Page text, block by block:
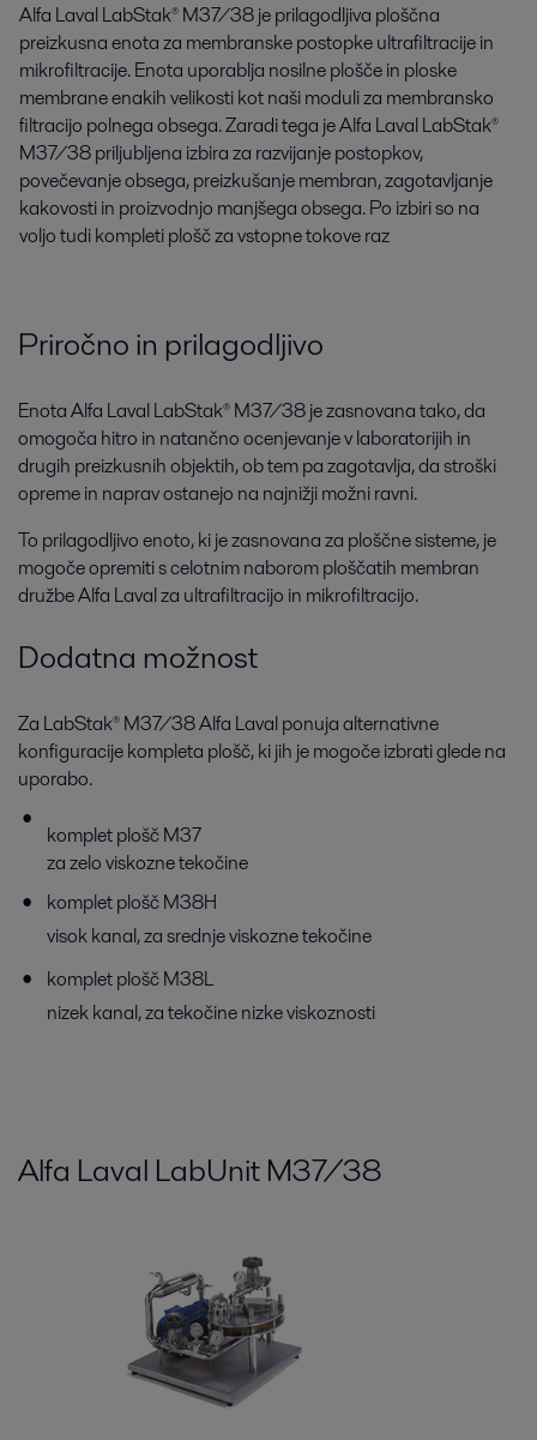
Alfa Laval LabStak® M37/38 je prilagodljiva ploščna
preizkusna enota za membranske postopke ultrafiltracije in
mikrofiltracije. Enota uporablja nosilne plošče in ploske
membrane enakih velikosti kot naši moduli za membransko
filtracijo polnega obsega. Zaradi tega je Alfa Laval LabStak®
M37/38 priljubljena izbira za razvijanje postopkov,
povečevanje obsega, preizkušanje membran, zagotavljanje
kakovosti in proizvodnjo manjšega obsega. Po izbiri so na
voljo tudi kompleti plošč za vstopne tokove raz
Priročno in prilagodljivo
Enota Alfa Laval LabStak® M37/38 je zasnovana tako, da
omogoča hitro in natančno ocenjevanje v laboratorijih in
drugih preizkusnih objektih, ob tem pa zagotavlja, da stroški
opreme in naprav ostanejo na najnižji možni ravni.
To prilagodljivo enoto, ki je zasnovana za ploščne sisteme, je
mogoče opremiti s celotnim naborom ploščatih membran
družbe Alfa Laval za ultrafiltracijo in mikrofiltracijo.
Dodatna možnost
Za LabStak® M37/38 Alfa Laval ponuja alternativne
konfiguracije kompleta plošč, ki jih je mogoče izbrati glede na
uporabo.
komplet plošč M37
za zelo viskozne tekočine
komplet plošč M38H
visok kanal, za srednje viskozne tekočine
komplet plošč M38L
nizek kanal, za tekočine nizke viskoznosti
Alfa Laval LabUnit M37/38